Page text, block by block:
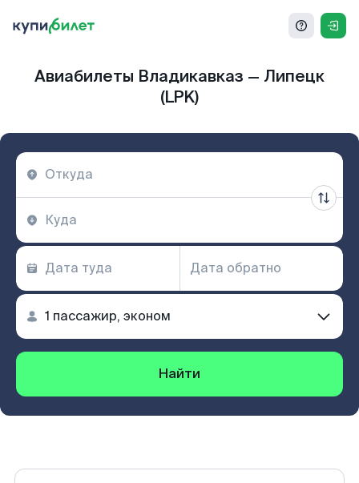
Авиабилеты Владикавказ — Липецк
(LPK)
Найти